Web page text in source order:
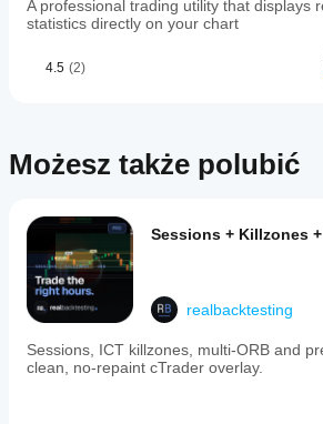
A professional trading utility that displays
statistics directly on your chart
4.5 (2)
Możesz także polubić
Sessions + Killzones +
realbacktesting
Sessions, ICT killzones, multi-ORB and
clean, no-repaint cTrader overlay.